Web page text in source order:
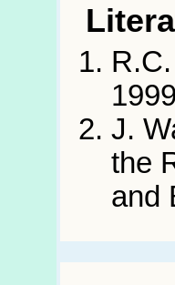
1999
J.
the
and